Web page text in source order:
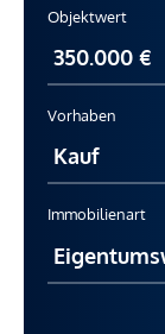
Objektwert
Vorhaben
Immobilienart